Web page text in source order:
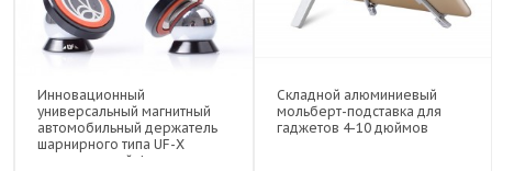
Инновационный
универсальный магнитный
автомобильный держатель
шарнирного типа UF-X
экстрасильной фиксации для
Складной алюминиевый
мольберт-подставка для
гаджетов 4-10 дюймов